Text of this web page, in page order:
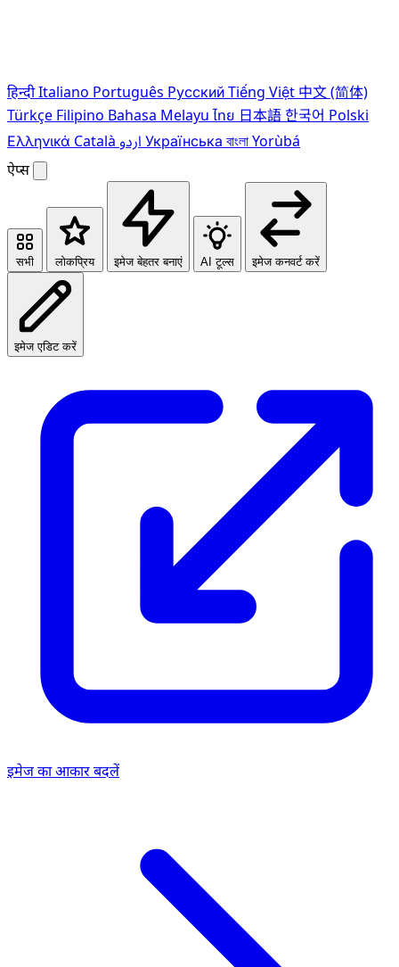
हिन्दीItaliano Português PусскийTiếng Việt 中文 (简体)
Türkçe Filipino Bahasa Melayu ไทย 日本語한국어 Polski
Ελληνικά Català Українська বাংলাYorùbá
ऐप्स
सभी लोकप्रिय इमेज बेहतर बनाएं AI टूल्स इमेज कनवर्ट करें
इमेज एडिट करें
इमेज का आकार बदलें